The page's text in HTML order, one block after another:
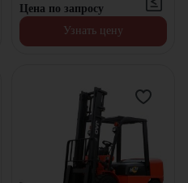
Цена по запросу
Узнать цену